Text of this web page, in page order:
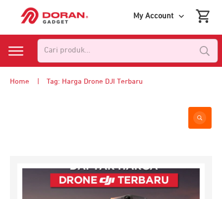
My Account
Home Tag: Harga Drone DJI Terbaru